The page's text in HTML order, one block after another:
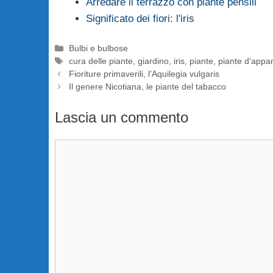
Significato dei fiori: l'iris
Categorie
Bulbi e bulbose
Tag
cura delle piante, giardino, iris, piante, piante
Fioriture primaverili, l’Aquilegia vulgaris
Il genere Nicotiana, le piante del tabacco
Lascia un commento